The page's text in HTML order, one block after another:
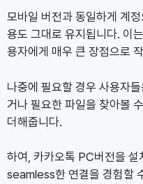
모바일 버전과 동일하게 계
용도 그대로 유지됩니다. 이
용자에게 매우 큰 장점으로
나중에 필요할 경우 사용자
거나 필요한 파일을 찾아볼
더해줍니다.
하여, 카카오톡 PC버전을 설
seamless한 연결을 경험할